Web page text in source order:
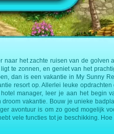
naar het zachte ruisen van de golven
te zonnen, en geniet van het
dan is een vakantie in My Sunny
resort op. Allerlei leuke opdrachten
manager, leer je aan het begin
vakantie. Bouw je unieke
avontuur is om zo goed mogelijk
vele functies tot je beschikking.